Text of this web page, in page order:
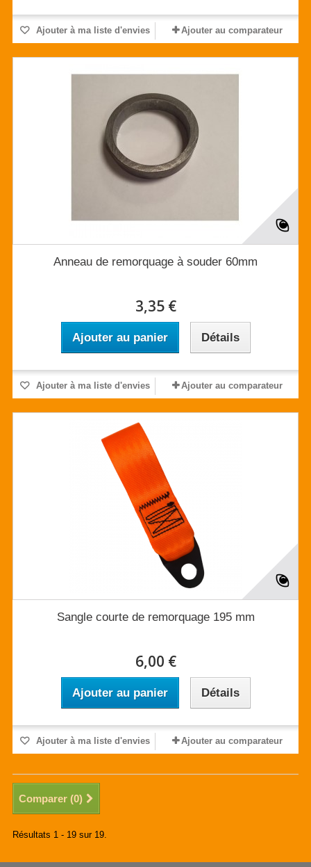
Ajouter à ma liste d'envies Ajouter au comparateur
Anneau de remorquage à souder 60mm
3,35 €
Ajouter au panier Détails
Ajouter à ma liste d'envies Ajouter au comparateur
Sangle courte de remorquage 195 mm
6,00 €
Ajouter au panier Détails
Ajouter à ma liste d'envies Ajouter au comparateur
Comparer (0)
Résultats 1 - 19 sur 19.